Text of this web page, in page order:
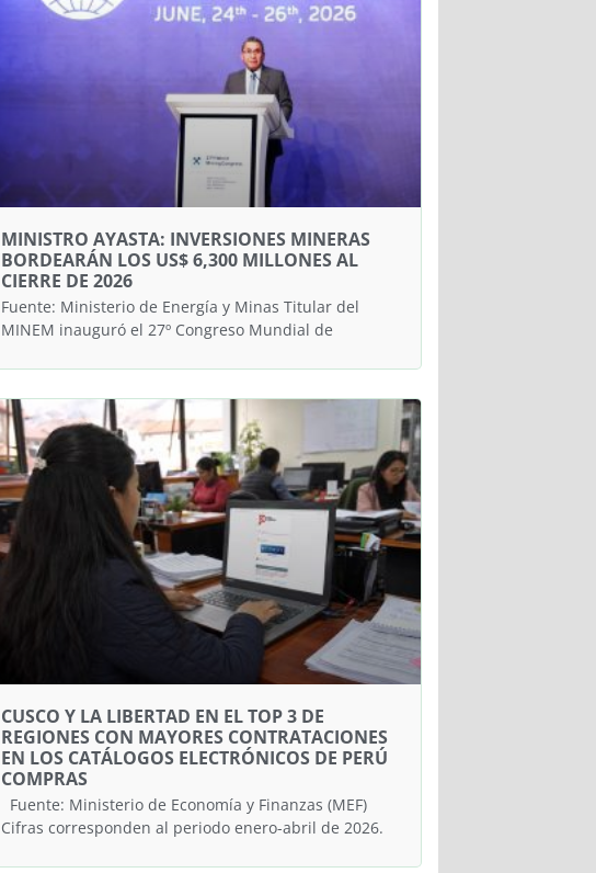
MINISTRO AYASTA: INVERSIONES MINERAS
BORDEARÁN LOS US$ 6,300 MILLONES AL
CIERRE DE 2026
Fuente: Ministerio de Energía y Minas Titular del
MINEM inauguró el 27º Congreso Mundial de
CUSCO Y LA LIBERTAD EN EL TOP 3 DE
REGIONES CON MAYORES CONTRATACIONES
EN LOS CATÁLOGOS ELECTRÓNICOS DE PERÚ
COMPRAS
Fuente: Ministerio de Economía y Finanzas (MEF)
Cifras corresponden al periodo enero-abril de 2026.